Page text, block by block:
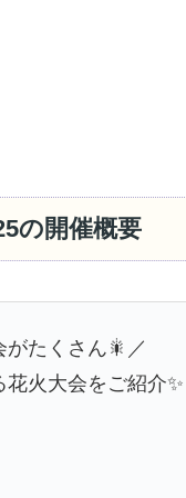
の開催概要
たくさん🎇／
花火大会をご紹介